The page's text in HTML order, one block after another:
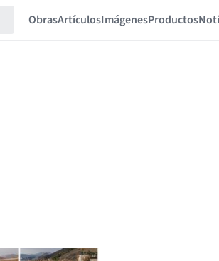
ObrasArtículosImágenesProductos